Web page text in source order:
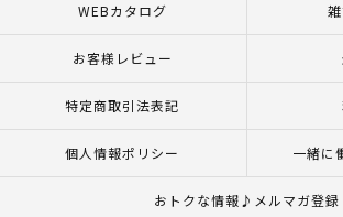
WEBカタログ
お客様レビュー
特定商取引法表記
個人情報ポリシー 一緒に
おトクな情報♪メルマガ登録